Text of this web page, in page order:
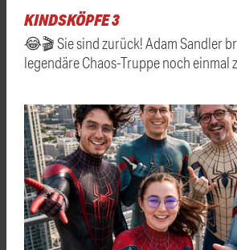
KINDSKÖPFE 3
😂🎬 Sie sind zurück! Adam Sandler
legendäre Chaos-Truppe noch einmal